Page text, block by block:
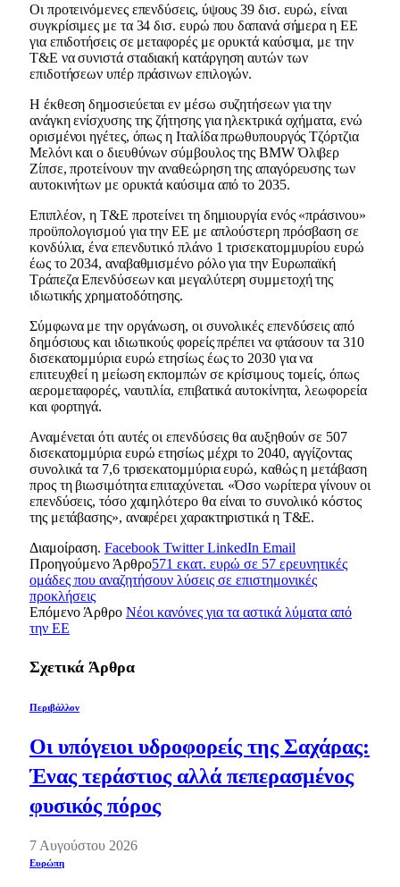
Οι προτεινόμενες επενδύσεις, ύψους 39 δισ. ευρώ, είναι
συγκρίσιμες με τα 34 δισ. ευρώ που δαπανά σήμερα η ΕΕ
για επιδοτήσεις σε μεταφορές με ορυκτά καύσιμα, με την
T&E να συνιστά σταδιακή κατάργηση αυτών των
επιδοτήσεων υπέρ πράσινων επιλογών.
Η έκθεση δημοσιεύεται εν μέσω συζητήσεων για την
ανάγκη ενίσχυσης της ζήτησης για ηλεκτρικά οχήματα, ενώ
ορισμένοι ηγέτες, όπως η Ιταλίδα πρωθυπουργός Τζόρτζια
Μελόνι και ο διευθύνων σύμβουλος της BMW Όλιβερ
Ζίπσε, προτείνουν την αναθεώρηση της απαγόρευσης των
αυτοκινήτων με ορυκτά καύσιμα από το 2035.
Επιπλέον, η T&E προτείνει τη δημιουργία ενός «πράσινου»
προϋπολογισμού για την ΕΕ με απλούστερη πρόσβαση σε
κονδύλια, ένα επενδυτικό πλάνο 1 τρισεκατομμυρίου ευρώ
έως το 2034, αναβαθμισμένο ρόλο για την Ευρωπαϊκή
Τράπεζα Επενδύσεων και μεγαλύτερη συμμετοχή της
ιδιωτικής χρηματοδότησης.
Σύμφωνα με την οργάνωση, οι συνολικές επενδύσεις από
δημόσιους και ιδιωτικούς φορείς πρέπει να φτάσουν τα 310
δισεκατομμύρια ευρώ ετησίως έως το 2030 για να
επιτευχθεί η μείωση εκπομπών σε κρίσιμους τομείς, όπως
αερομεταφορές, ναυτιλία, επιβατικά αυτοκίνητα, λεωφορεία
και φορτηγά.
Αναμένεται ότι αυτές οι επενδύσεις θα αυξηθούν σε 507
δισεκατομμύρια ευρώ ετησίως μέχρι το 2040, αγγίζοντας
συνολικά τα 7,6 τρισεκατομμύρια ευρώ, καθώς η μετάβαση
προς τη βιωσιμότητα επιταχύνεται. «Όσο νωρίτερα γίνουν οι
επενδύσεις, τόσο χαμηλότερο θα είναι το συνολικό κόστος
της μετάβασης», αναφέρει χαρακτηριστικά η T&E.
Διαμοίραση. Facebook Twitter LinkedIn Email
Προηγούμενο Άρθρο571 εκατ. ευρώ σε 57 ερευνητικές
ομάδες που αναζητήσουν λύσεις σε επιστημονικές
προκλήσεις
Επόμενο Άρθρο Νέοι κανόνες για τα αστικά λύματα από
την ΕΕ
Σχετικά Άρθρα
Περιβάλλον
Οι υπόγειοι υδροφορείς της Σαχάρας:
Ένας τεράστιος αλλά πεπερασμένος
φυσικός πόρος
7 Αυγούστου 2026
Ευρώπη